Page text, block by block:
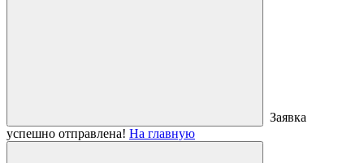
Заявка
успешно отправлена! На главную